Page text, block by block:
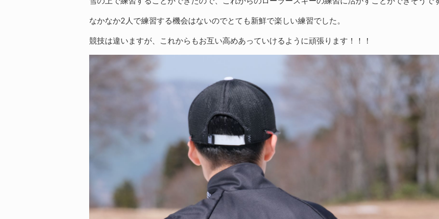
なかなか2人で練習する機会はないのでとても新鮮で楽しい練習でした。
競技は違いますが、これからもお互い高めあっていけるように頑張ります！！！